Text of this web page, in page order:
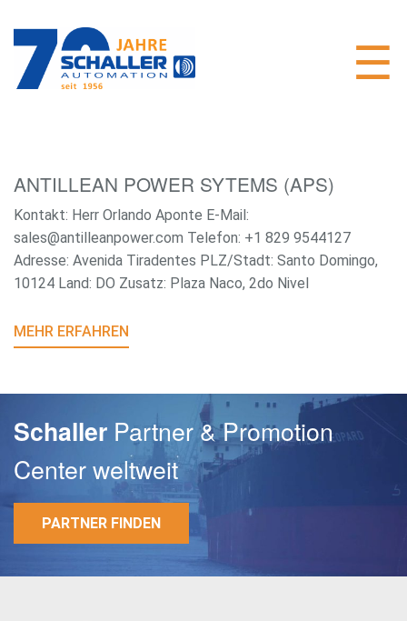
ANTILLEAN POWER SYTEMS (APS)
Kontakt: Herr Orlando Aponte E-Mail:
sales@antilleanpower.com Telefon: +1 829 9544127
Adresse: Avenida Tiradentes PLZ/Stadt: Santo Domingo,
10124 Land: DO Zusatz: Plaza Naco, 2do Nivel
MEHR ERFAHREN
Schaller Partner & Promotion
Center weltweit
PARTNER FINDEN